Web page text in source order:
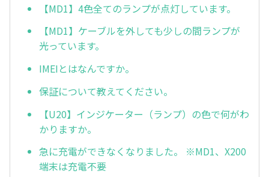
【MD1】4色全てのランプが点灯しています。
【MD1】ケーブルを外しても少しの間ランプが
光っています。
IMEIとはなんですか。
保証について教えてください。
【U20】インジケーター（ランプ）の色で何がわ
かりますか。
急に充電ができなくなりました。 ※MD1、X200
端末は充電不要